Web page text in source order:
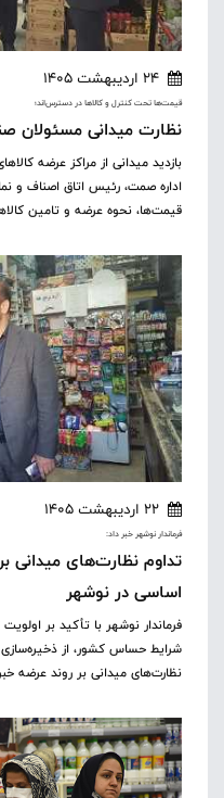
24 اردیبهشت 1405
قیمت‌ها تحت کنترل و کالاها در دسترس‌اند؛
نظارت میدانی مسئولان
بازدید میدانی از مراکز عرضه
اداره صمت، رئیس اتاق اصناف و
قیمت‌ها، نحوه عرضه و تامین
22 اردیبهشت 1405
فرماندار نوشهر خبر داد:
تداوم نظارت‌های میدانی
اساسی در نوشهر
فرماندار نوشهر با تأکید بر
شرایط حساس کشور، از ذخیره‌سازی
نظارت‌های میدانی بر روند عرضه